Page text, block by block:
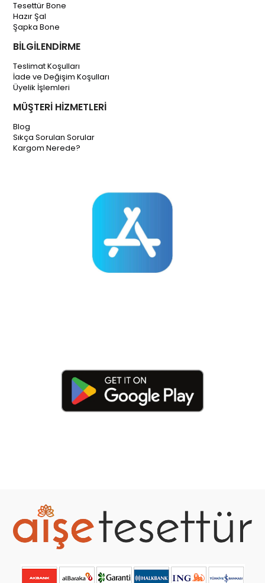
Tesettür Bone
Hazır Şal
Şapka Bone
BİLGİLENDİRME
Teslimat Koşulları
İade ve Değişim Koşulları
Üyelik İşlemleri
MÜŞTERİ HİZMETLERİ
Blog
Sıkça Sorulan Sorular
Kargom Nerede?